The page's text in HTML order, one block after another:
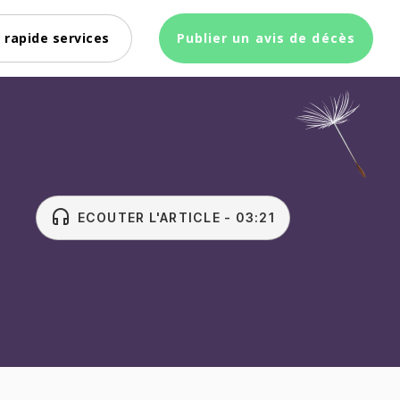
rapide services Publier un avis de décès
headset ECOUTER L'ARTICLE - 03:21